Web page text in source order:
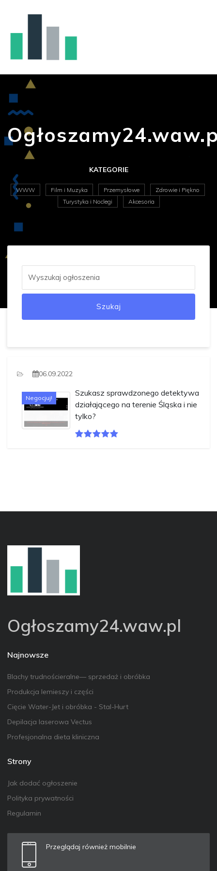
KATEGORIE
WWW Film i Muzyka Przemysłowe
Zdrowie i Piękno
Turystyka i Noclegi
Akcesoria
Szukaj
06.09.2022
Negocjuj!
Szukasz sprawdzonego detektywa
działającego na terenie Śląska i nie
tylko?
Ogłoszamy24.waw.pl
Najnowsze
Blachy trudnościeralne— sprzedaż i obróbka
Produkcja lemieszy i części
Cięcie Water-Jet i obróbka - Stal-Hurt
Depilacja laserowa Vectus
Profesjonalna dieta kliniczna
Strony
Jak dodać ogłoszenie
Polityka prywatności
Regulamin
Przeglądaj również mobilnie